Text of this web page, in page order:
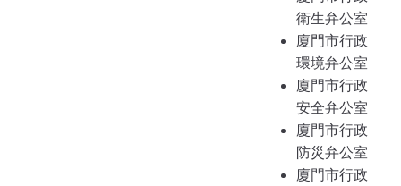
衛生弁公室
廈門市行政
環境弁公室
廈門市行政
安全弁公室
廈門市行政
防災弁公室
廈門市行政